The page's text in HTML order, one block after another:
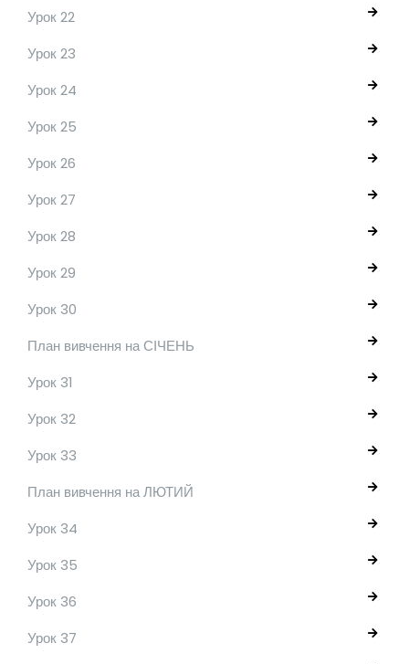
Урок 22
Урок 23
Урок 24
Урок 25
Урок 26
Урок 27
Урок 28
Урок 29
Урок 30
План вивчення на СІЧЕНЬ
Урок 31
Урок 32
Урок 33
План вивчення на ЛЮТИЙ
Урок 34
Урок 35
Урок 36
Урок 37